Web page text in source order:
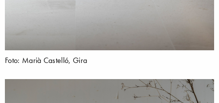
Foto: Marià Castelló, Gira